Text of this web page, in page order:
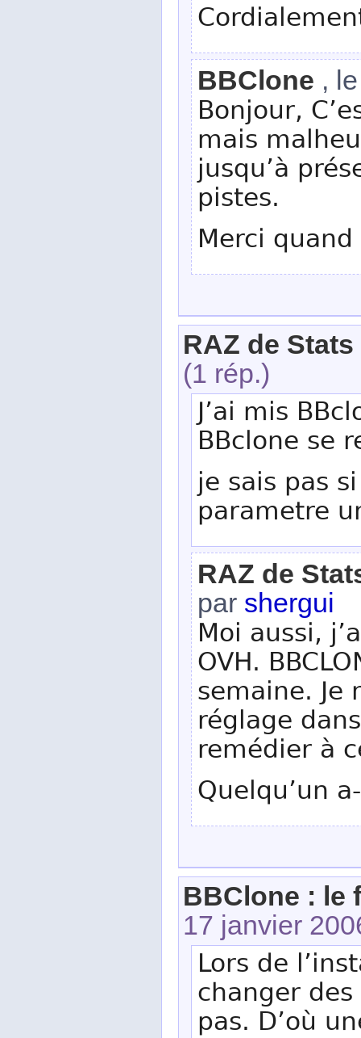
BBClone ,
Bonjour,
mais
jusqu’à
pistes.
Merci
RAZ de
(1 rép.)
J’ai mis
BBclone se
je sais pas
parametre
RAZ de
par shergui
Moi aussi,
OVH.
semaine. Je
réglage
remédier à
Quelqu’un
BBClone : le
17 janvier
Lors de
changer
pas. D’où